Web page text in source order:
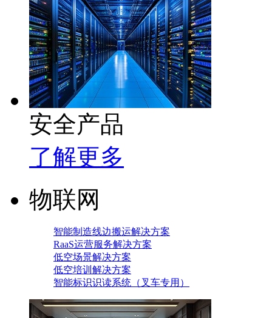
安全产品
了解更多
物联网
智能制造线边搬运解决方案
RaaS运营服务解决方案
低空场景解决方案
低空培训解决方案
智能标识识读系统（叉车专用）